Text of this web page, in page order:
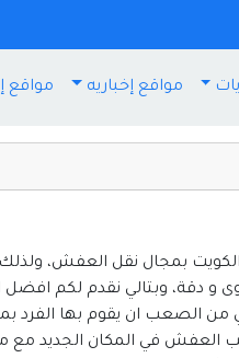
دخول
ومنوعه
إخباريه
إسلامية
مواقع إخباريه مواقع
بمجال نقل العفش،
و دقة، وبتالي نقدم لكم
الصعب ان يقوم بها الفرد
العفش في المكان الجديد مع